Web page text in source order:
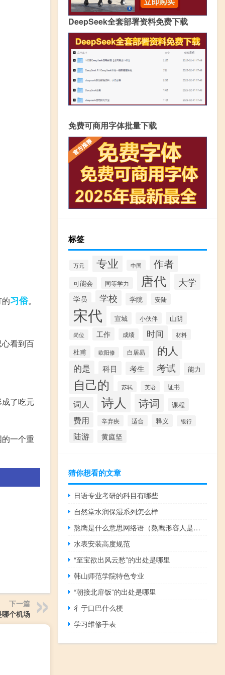
习俗。
看到百
了吃元
一个重
下一篇
个机场
DeepSeek全套部署资料免费下载
免费可商用字体批量下载
标签
万元 专业 中国 作者
可能会 同等学力 唐代 大学
学员 学校 学院 安陆
宋代 宣城 小伙伴 山阴
岗位 工作 成绩 时间 材料
杜甫 欧阳修 白居易 的人
的是 科目 考生 考试 能力
自己的 苏轼 英语 证书
词人 诗人 诗词 课程
费用 辛弃疾 适合 释义 银行
陆游 黄庭坚
猜你想看的文章
日语专业考研的科目有哪些
自然堂水润保湿系列怎么样
熬鹰是什么意思网络语（熬鹰形容人是什么意思）什么梗
水表安装高度规范
“至宝欲出风云愁”的出处是哪里
韩山师范学院特色专业
“朝接北扉饭”的出处是哪里
彳亍口巴什么梗
学习维修手表